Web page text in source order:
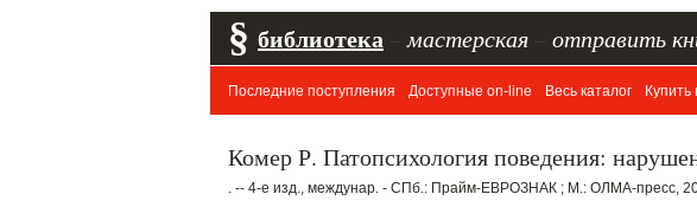
§ библиотека мастерская отправить
Последние поступления Доступные on-line Весь каталог Купить
Комер Р. Патопсихология поведения:
. -- 4-е изд., междунар. - СПб.: Прайм-ЕВРОЗНАК ; М.: ОЛМА-пресс,